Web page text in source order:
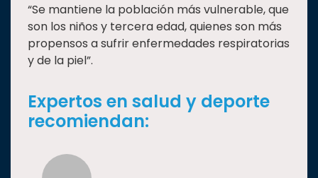
“Se mantiene la población más vulnerable, que
son los niños y tercera edad, quienes son más
propensos a sufrir enfermedades respiratorias
y de la piel”.
Expertos en salud y deporte
recomiendan: